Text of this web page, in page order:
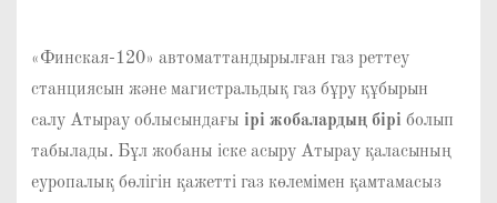
«Финская-120» автоматтандырылған газ реттеу
станциясын және магистральдық газ бұру құбырын
салу Атырау облысындағы ірі жобалардың бірі болып
табылады. Бұл жобаны іске асыру Атырау қаласының
еуропалық бөлігін қажетті газ көлемімен қамтамасыз